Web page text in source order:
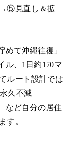
見直し＆拡
めて沖縄往復」
ル、1日約170マ
ルート設計では
久不滅
ど自分の居住
す。